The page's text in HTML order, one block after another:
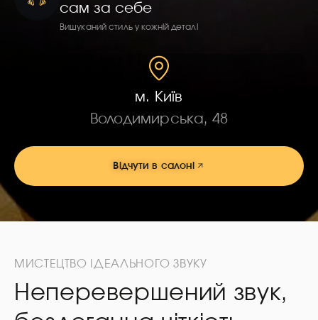
сам за себе
Вишуканий стиль у кожній деталі
м. Київ
Володимирська, 48
Відчути в салоні
МИСТЕЦТВО ІДЕАЛЬНОГО ЗВУКУ
Неперевершений звук,